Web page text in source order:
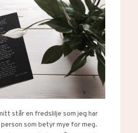
står en fredslilje som jeg har
som betyr mye for meg.